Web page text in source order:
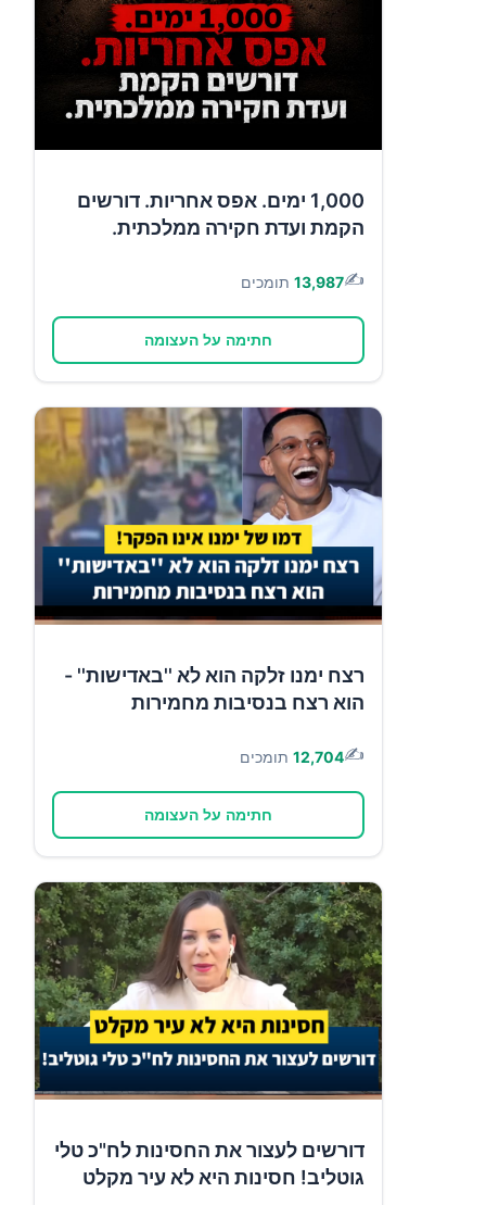
1,000 ימים. אפס אחריות. דורשים
הקמת ועדת חקירה ממלכתית.
✍️
13,987 תומכים
חתימה על העצומה
רצח ימנו זלקה הוא לא ''באדישות'' -
הוא רצח בנסיבות מחמירות
✍️
12,704 תומכים
חתימה על העצומה
דורשים לעצור את החסינות לח"כ טלי
גוטליב! חסינות היא לא עיר מקלט